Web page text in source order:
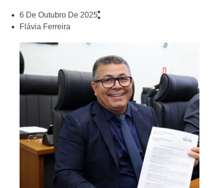
6 De Outubro De 2025
Flávia Ferreira